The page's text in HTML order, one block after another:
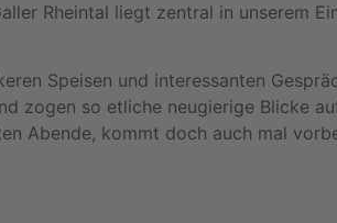
Rheintal liegt zentral in unserem
Speisen und interessanten
zogen so etliche neugierige Blicke
Abende, kommt doch auch mal